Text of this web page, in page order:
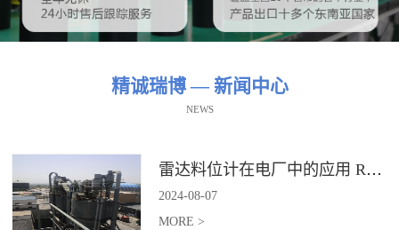
精诚瑞博 — 新闻中心
NEWS
雷达料位计在电厂中的应用 RBRDZB-71-6-C
2024-08-07
MORE >